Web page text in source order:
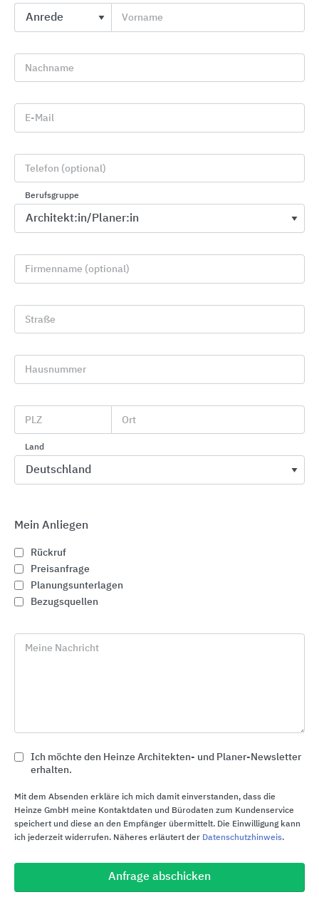
DuoTherm Rolladen GmbH
53947 Nettersheim
Kostenloser Infoservice
phone Rückruf
Preisanfrage
DuoTherm Hauptniederlassung Nettersheim-
Vorname
Nachname
E-Mail
Telefon (optional)
Berufsgruppe
Firmenname (optional)
Straße
Hausnummer
PLZ Ort
Land
Mein Anliegen
Rückruf
Preisanfrage
Planungsunterlagen
Bezugsquellen
Meine Nachricht
Ich möchte den Heinze Architekten- und Planer-Newsletter
erhalten.
Mit dem Absenden erkläre ich mich damit einverstanden, dass die
Heinze GmbH meine Kontaktdaten und Bürodaten zum Kundenservice
speichert und diese an den Empfänger übermittelt. Die Einwilligung kann
ich jederzeit widerrufen. Näheres erläutert der Datenschutzhinweis.
Anfrage abschicken